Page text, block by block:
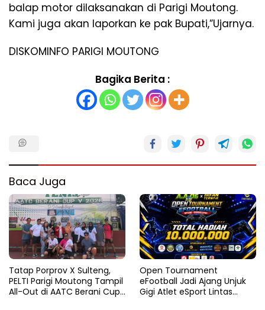
balap motor dilaksanakan di Parigi Moutong.
Kami juga akan laporkan ke pak Bupati,”Ujarnya.
DISKOMINFO PARIGI MOUTONG
Bagika Berita :
Baca Juga
Tatap Porprov X Sulteng,
PELTI Parigi Moutong Tampil
All-Out di AATC Berani Cup
Open Tournament
eFootball Jadi Ajang Unjuk
Gigi Atlet eSport Lintas